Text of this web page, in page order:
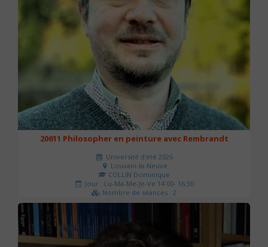
20611 Philosopher en peinture avec Rembrandt
Université d'été 2026
Louvain-la-Neuve
COLLIN Dominique
Jour : Lu-Ma-Me-Je-Ve 14:00- 16:30
Nombre de séances : 2
51 €